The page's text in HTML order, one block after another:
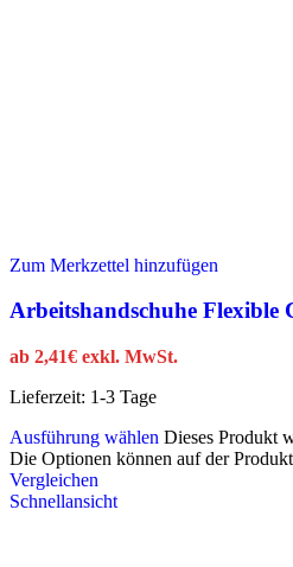
Zum Merkzettel hinzufügen
Arbeitshandschuhe Flexible
ab 2,41€ exkl. MwSt.
Lieferzeit: 1-3 Tage
Ausführung wählen Dieses Produkt
Die Optionen können auf der
Vergleichen
Schnellansicht